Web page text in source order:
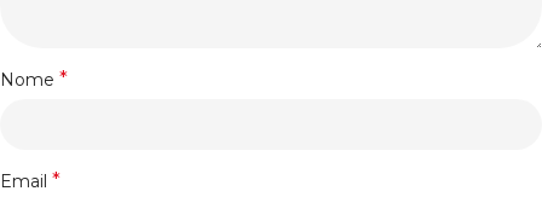
Nome *
Email *